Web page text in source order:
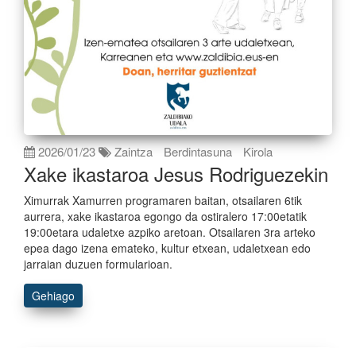
2026/01/23 Zaintza Berdintasuna Kirola
Xake ikastaroa Jesus Rodriguezekin
Ximurrak Xamurren programaren baitan, otsailaren 6tik
aurrera, xake ikastaroa egongo da ostiralero 17:00etatik
19:00etara udaletxe azpiko aretoan. Otsailaren 3ra arteko
epea dago izena emateko, kultur etxean, udaletxean edo
jarraian duzuen formularioan.
Gehiago